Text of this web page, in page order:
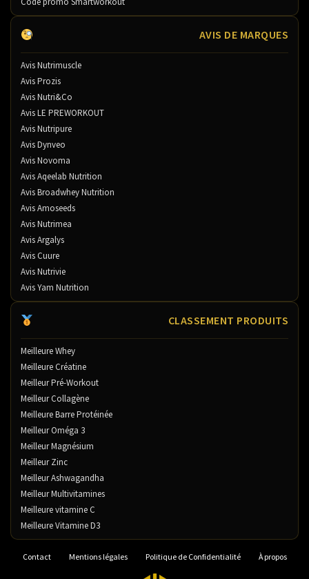
AVIS DE MARQUES
Avis Nutrimuscle
Avis Prozis
Avis Nutri&Co
Avis LE PREWORKOUT
Avis Nutripure
Avis Dynveo
Avis Novoma
Avis Aqeelab Nutrition
Avis Broadwhey Nutrition
Avis Amoseeds
Avis Nutrimea
Avis Argalys
Avis Cuure
Avis Nutrivie
Avis Yam Nutrition
CLASSEMENT PRODUITS
Meilleure Whey
Meilleure Créatine
Meilleur Pré-Workout
Meilleur Collagène
Meilleure Barre Protéinée
Meilleur Oméga 3
Meilleur Magnésium
Meilleur Zinc
Meilleur Ashwagandha
Meilleur Multivitamines
Meilleure vitamine C
Meilleure Vitamine D3
Contact Mentions légales Politique de Confidentialité À propos